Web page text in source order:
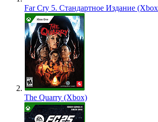
Far Cry 5. Стандартное Издание
The Quarry (Xbox)